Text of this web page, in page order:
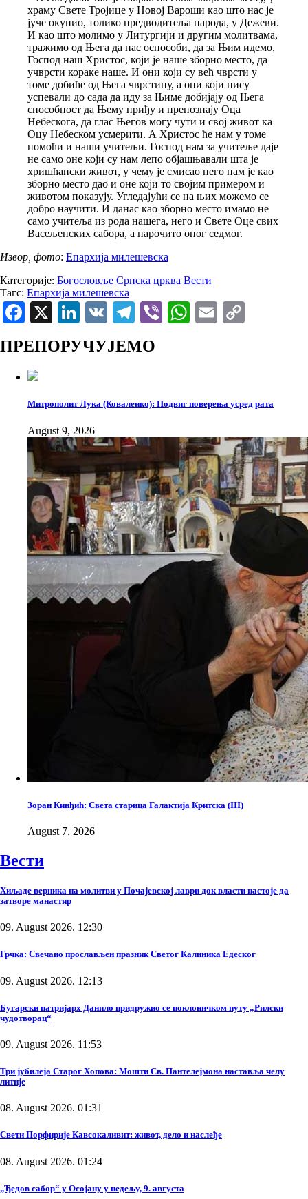
храму Свете Тројице у Новој Вароши као што нас је
јуче окупио, толико предводитеља народа, у Дежеви.
И као што молимо у Литургији и другим молитвама,
тражимо од Њега да нас оспособи, да за Њим идемо,
Господ наш Христос, који је наше зборно место, да
учврсти кораке наше. И они који су већ чврсти у
томе добиће од Њега чврстину, а они који нису
успевали до сада да иду за Њиме добијају од Њега
способност да Њему приђу и препознају Оца
Небескога, да глас Његов могу чути и свој живот ка
Оцу Небеском усмерити. А Христос ће нам у томе
помоћи и наши учитељи. Господ нам за учитеље даје
не само оне који су нам лепо објашњавали шта је
хришћански живот, у чему је смисао него нам је као
зборно место дао и оне који то својим примером и
животом показују. Угледајући се на њих можемо се
добро научити. И данас као зборно место имамо не
само учитеља из рода нашега, него и Свете Оце свих
Васељенских сабора, а нарочито оног седмог.
Извор, фото: Епархија милешевска
Категорије: Богословље Српска црква Вести
Тагс: Епархија милешевска
Facebook
X LinkedIn
VK Telegram
ViberWhatsApp
Email
ПРЕПОРУЧУЈЕМО
Митрополит Лука (Коваленко): Подвиг поверења усред рата
August 9, 2026
Зоран Кинђић: Света старица Галактија Критска (III)
August 7, 2026
Вести
Хиљаде верника на молитви у Почајевској лаври док власти настоје да
затворе манастир
09. August 2026. 12:30
Грчка: Свечано прослављен празник Светог Калиника Едеског
09. August 2026. 12:13
Бугарски патријарх Данило придружио се поклоничком путу „Рилски
чудотворац“
09. August 2026. 11:53
Три јубилеја Старог Хопова: Мошти Св. Пантелејмона наставља челу
литије
08. August 2026. 01:31
Свети Порфирије Кавсокаливит: живот, дело и наслеђе
08. August 2026. 01:24
„Ђедов сабор“ у Осојану у недељу, 9. августа